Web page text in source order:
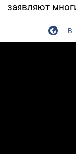
заявляют